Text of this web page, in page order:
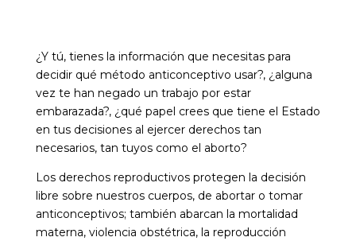
¿Y tú, tienes la información que necesitas para
decidir qué método anticonceptivo usar?, ¿alguna
vez te han negado un trabajo por estar
embarazada?, ¿qué papel crees que tiene el Estado
en tus decisiones al ejercer derechos tan
necesarios, tan tuyos como el aborto?
Los derechos reproductivos protegen la decisión
libre sobre nuestros cuerpos, de abortar o tomar
anticonceptivos; también abarcan la mortalidad
materna, violencia obstétrica, la reproducción